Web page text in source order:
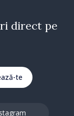
direct pe
te